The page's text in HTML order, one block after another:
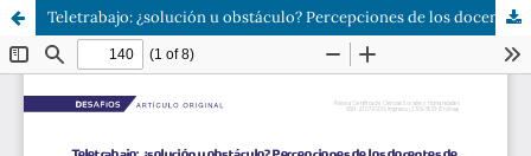
Teletrabajo: ¿solución u obstáculo? Percepciones de los docentes de carreras artísticas